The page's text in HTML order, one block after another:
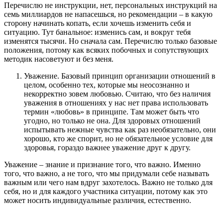
Перечислю не инструкции, нет, персональных инструкций на
семь миллиардов не напасешься, но рекомендации – в какую
сторону начинать копать, если хочешь изменить себя и
ситуацию. Тут банальное: изменись сам, и вокруг тебя
изменятся тысячи. Но сначала сам. Перечислю только базовые
положения, потому как всяких побочных и сопутствующих
методик насоветуют и без меня.
Уважение. Базовый принцип организации отношений в
целом, особенно тех, которые мы неосознанно и
некорректно зовем любовью. Считаю, что без наличия
уважения в отношениях у нас нет права использовать
термин «любовь» в принципе. Там может быть что
угодно, но только не она. Для здоровых отношений
испытывать нежные чувства как раз необязательно, они
хорошо, кто же спорит, но не обязательное условие для
здоровья, гораздо важнее уважение друг к другу.
Уважение – знание и признание того, что важно. Именно
того, что важно, а не того, что мы придумали себе называть
важным или чего нам вдруг захотелось. Важно не только для
себя, но и для каждого участника ситуации, потому как это
может носить индивидуальные различия, естественно.